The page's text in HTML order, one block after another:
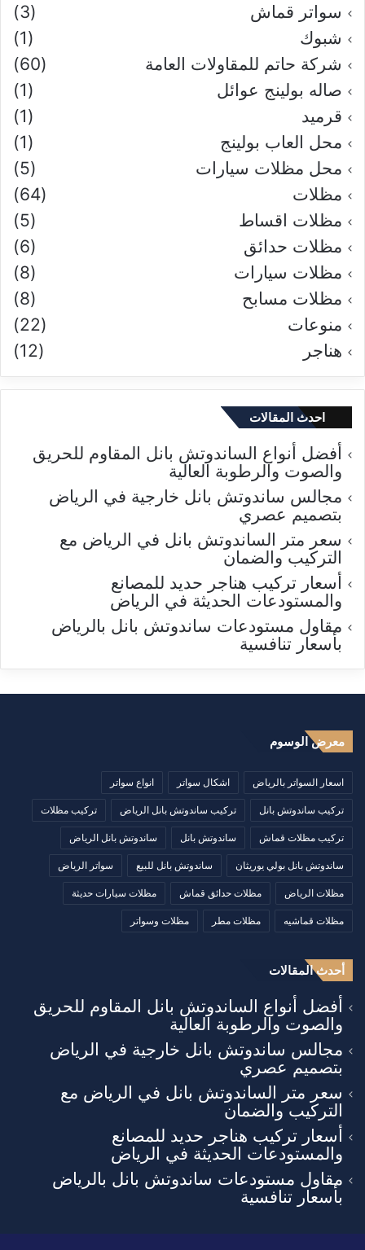
سواتر قماش
(3)
شبوك
(1)
شركة حاتم للمقاولات العامة
(60)
صاله بولينج عوائل
(1)
قرميد
(1)
محل العاب بولينج
(1)
محل مظلات سيارات
(5)
مظلات
(64)
مظلات اقساط
(5)
مظلات حدائق
(6)
مظلات سيارات
(8)
مظلات مسابح
(8)
منوعات
(22)
هناجر
(12)
احدث المقالات
أفضل أنواع الساندوتش بانل المقاوم للحريق
والصوت والرطوبة العالية
مجالس ساندوتش بانل خارجية في الرياض
بتصميم عصري
سعر متر الساندوتش بانل في الرياض مع
التركيب والضمان
أسعار تركيب هناجر حديد للمصانع
والمستودعات الحديثة في الرياض
مقاول مستودعات ساندوتش بانل بالرياض
بأسعار تنافسية
معرض الوسوم
اسعار السواتر بالرياض اشكال سواتر انواع سواتر
تركيب ساندوتش بانل تركيب ساندوتش بانل الرياض تركيب مظلات
تركيب مظلات قماش ساندوتش بانل ساندوتش بانل الرياض
ساندوتش بانل بولي يوريثان ساندوتش بانل للبيع سواتر الرياض
مظلات الرياض مظلات حدائق قماش مظلات سيارات حديثة
مظلات قماشيه مظلات مطر مظلات وسواتر
أحدث المقالات
أفضل أنواع الساندوتش بانل المقاوم للحريق
والصوت والرطوبة العالية
مجالس ساندوتش بانل خارجية في الرياض
بتصميم عصري
سعر متر الساندوتش بانل في الرياض مع
التركيب والضمان
أسعار تركيب هناجر حديد للمصانع
والمستودعات الحديثة في الرياض
مقاول مستودعات ساندوتش بانل بالرياض
بأسعار تنافسية